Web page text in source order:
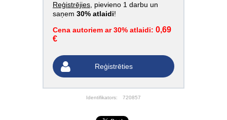
Reģistrējies , pievieno 1 darbu un
saņem 30% atlaidi!
Cena autoriem ar 30% atlaidi: 0,69
€
Reģistrēties
Identifikators: 720857